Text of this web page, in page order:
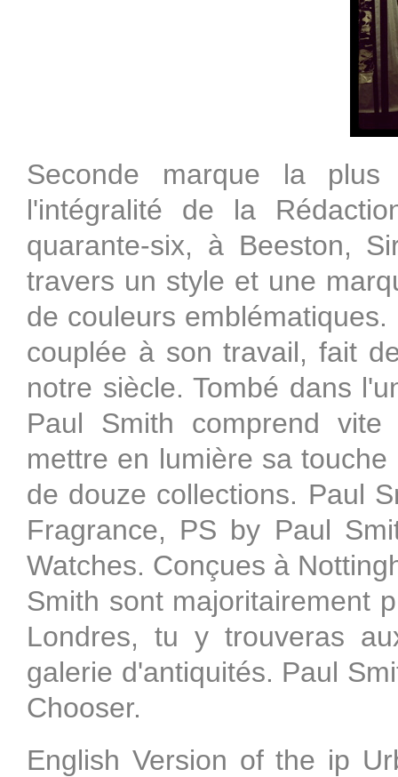
Seconde marque la
l'intégralité de la
quarante-six, à Beeston,
travers un style et une
de couleurs
couplée à son travail, fait
notre siècle. Tombé dans
Paul Smith comprend
mettre en lumière sa
de douze collections. Paul
Fragrance, PS by Paul
Watches. Conçues à
Smith sont majoritairement
Londres, tu y trouveras
galerie d'antiquités. Paul
Chooser.
English Version of the ip